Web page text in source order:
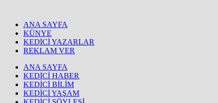
ANA SAYFA
KÜNYE
KEDİCİ YAZARLAR
REKLAM VER
ANA SAYFA
KEDİCİ HABER
KEDİCİ BİLİM
KEDİCİ YAŞAM